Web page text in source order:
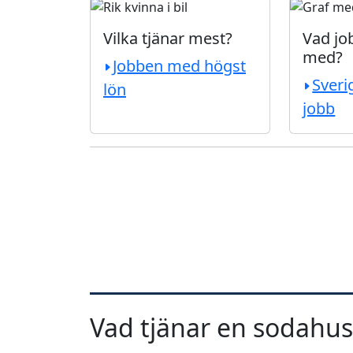
Vilka tjänar mest?
Jobben med högst
lön
Vad
med?
jobb
Vad tjänar en